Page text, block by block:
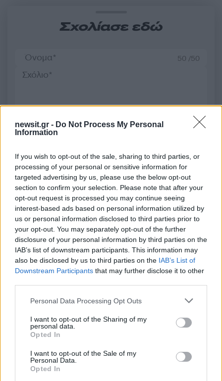
newsit.gr - Do Not Process My Personal
Information
If you wish to opt-out of the sale, sharing to third parties, or
processing of your personal or sensitive information for
targeted advertising by us, please use the below opt-out
section to confirm your selection. Please note that after your
opt-out request is processed you may continue seeing
interest-based ads based on personal information utilized by
us or personal information disclosed to third parties prior to
your opt-out. You may separately opt-out of the further
disclosure of your personal information by third parties on the
IAB’s list of downstream participants. This information may
also be disclosed by us to third parties on the IAB’s List of
Downstream Participants that may further disclose it to other
Please note that this website/app uses one or more Google
not limited to your visit or usage behaviour. You may click to
grant or deny consent to Google and its third-party tags to
use your data for below specified purposes in below Google
consent section.
Personal Data Processing Opt Outs
I want to opt-out of the Sharing of my
personal data.
Opted In
I want to opt-out of the Sale of my
Personal Data.
Opted In
Σχολίασε εδώ
50 /50
2000 /2000
Όροι Χρήσης. Το site προστατεύεται από reCAPTCHA, ισχύουν
Πολιτική Απορρήτου &Όροι Χρήσηςτης Google.
Αθλητικά
EUROLEAGUE
ΒΑΛΕΝΘΙΑ
ΠΑΝΑΘΗΝΑΙΚΟΣ
Share:
Ακολουθήστε το Νewsit.gr στοGoogle Newsκαι
ενημερωθείτε πρώτοι για όλη την ειδησεογραφία και τα
τελευταία νέατης ημέρας
Πιο δημοφιλή
Τουρισμός για Όλους 2026: Σήμερα ανοίγει
η πλατφόρμα – Ποια ΑΦΜ προηγούνται
στις αιτήσεις